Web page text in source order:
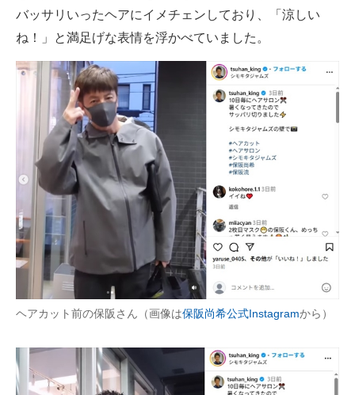
バッサリいったヘアにイメチェンしており、「涼しい
ね！」と満足げな表情を浮かべていました。
ヘアカット前の保阪さん（画像は保阪尚希公式Instagramから）